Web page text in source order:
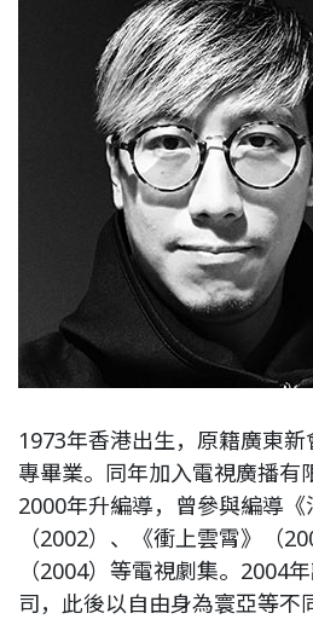
1973年香港出生，原籍廣東
專畢業。同年加入電視廣播有
2000年升編導，曾參與編導《
（2002）、《衝上雲霄》（
（2004）等電視劇集。2004
司，此後以自由身為寰亞等不